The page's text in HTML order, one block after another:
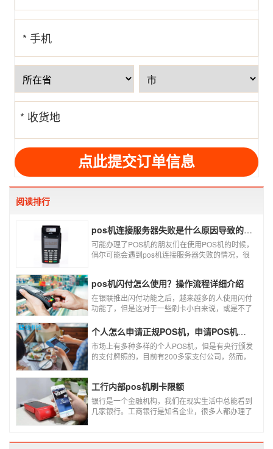
* 手机
号
* 收货地
址
阅读排行
pos机连接服务器失败是什么原因导致的？附解决办法
可能办理了POS机的朋友们在使用POS机的时候，
偶尔可能会遇到pos机连接服务器失败的情况，很
失败是什么原因导致的？以及出现这种情况又该如
何解决。
pos机闪付怎么使用？操作流程详细介绍
在银联推出闪付功能之后，越来越多的人使用闪付
功能了，但是这对于一些刷卡小白来说，或是不了
闪付功能，因此，针对这种情况，下面小编就来给
大家讲一讲POS机闪付怎么挥卡操作交易。
个人怎么申请正规POS机，申请POS机需要注意什么？
市场上有多种多样的个人POS机，但是有央行颁发
的支付牌照的，目前有200多家支付公司，然而，
就很危险了，资金不到账、被盗刷的可能性大大增
加。
工行内部pos机刷卡限额
银行是一个金融机构，我们在现实生活中总能看到
几家银行。工商银行是知名企业，很多人都办理了